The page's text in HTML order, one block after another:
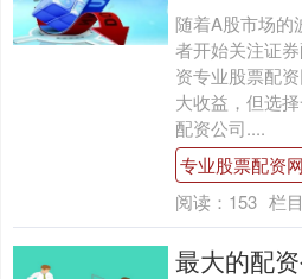
随着A股市场的
者开始关注证
资专业股票配
大收益，但选
配资公司....
专业股票配资
阅读： 153 栏
最大的配